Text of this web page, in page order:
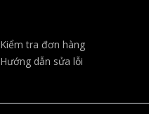
Kiểm tra đơn hàng
Hướng dẫn sửa lỗi